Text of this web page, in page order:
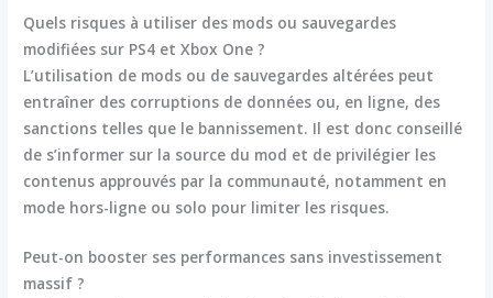
Quels risques à utiliser des mods ou sauvegardes
modifiées sur PS4 et Xbox One ?
L’utilisation de mods ou de sauvegardes altérées peut
entraîner des corruptions de données ou, en ligne, des
sanctions telles que le bannissement. Il est donc conseillé
de s’informer sur la source du mod et de privilégier les
contenus approuvés par la communauté, notamment en
mode hors-ligne ou solo pour limiter les risques.
Peut-on booster ses performances sans investissement
massif ?